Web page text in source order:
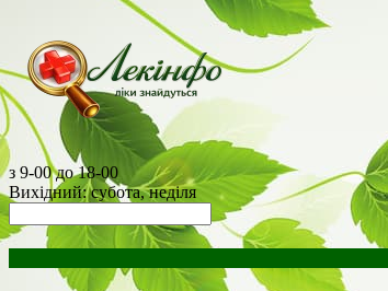
з 9-00 до 18-00
Вихідний: субота, неділя